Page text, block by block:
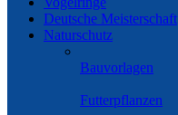
Deutsche Meisterschaft
Naturschutz
Bauvorlagen
Futterpflanzen